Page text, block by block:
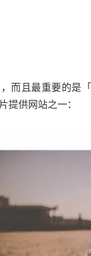
而且最重要的是
提供网站之一：